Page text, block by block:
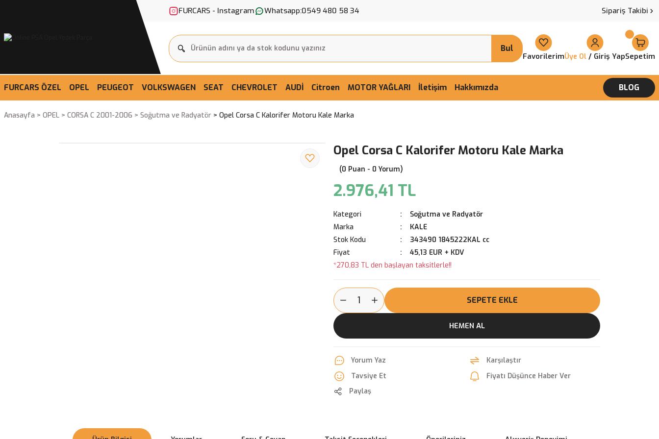
FURCARS - Instagram Whatsapp:0549 480 58 34 Sipariş Takibi
Bul
FavorilerimÜye Ol / Giriş YapSepetim
FURCARS ÖZEL OPEL PEUGEOT VOLKSWAGEN SEAT CHEVROLET AUDİ Citroen MOTOR YAĞLARI İletişim Hakkımızda BLOG
Anasayfa OPEL CORSA C 2001-2006 Soğutma ve Radyatör Opel Corsa C Kalorifer Motoru Kale Marka
Opel Corsa C Kalorifer Motoru Kale Marka
(0 Puan - 0 Yorum)
2.976,41 TL
Kategori
Soğutma ve Radyatör
Marka
KALE
Stok Kodu
343490 1845222KAL cc
Fiyat
45,13 EUR + KDV
*270,83 TL den başlayan taksitlerle!!
SEPETE EKLE
HEMEN AL
Yorum Yaz
Karşılaştır
Tavsiye Et
Fiyatı Düşünce Haber Ver
Paylaş